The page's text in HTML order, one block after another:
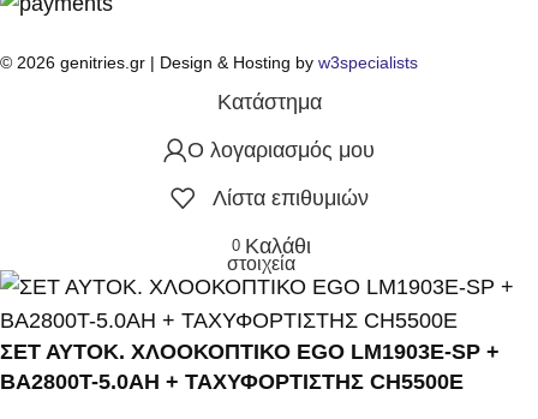
© 2026 genitries.gr | Design & Hosting by w3specialists
Κατάστημα
Ο λογαριασμός μου
Λίστα επιθυμιών
0
στοιχεία
Καλάθι
ΣΕΤ ΑΥΤΟΚ. ΧΛΟΟΚΟΠΤΙΚΟ EGO LM1903E-SP +
BA2800T-5.0AH + ΤΑΧΥΦΟΡΤΙΣΤΗΣ CH5500E